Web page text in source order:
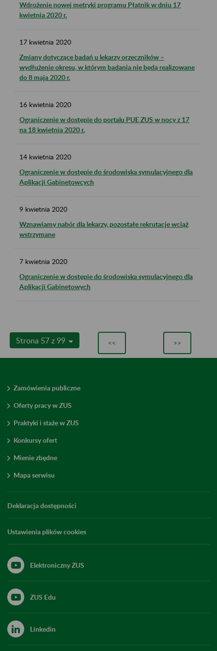
Wdrożenie nowej metryki programu Płatnik w dniu 17
kwietnia 2020 r.
17 kwietnia 2020
Zmiany dotyczące badań u lekarzy orzeczników –
wydłużenie okresu, w którym badania nie będą realizowane
do 8 maja 2020 r.
16 kwietnia 2020
Ograniczenie w dostępie do portalu PUE ZUS w nocy z 17
na 18 kwietnia 2020 r.
14 kwietnia 2020
Ograniczenie w dostępie do środowiska symulacyjnego dla
Aplikacji Gabinetowcych
9 kwietnia 2020
Wznawiamy nabór dla lekarzy, pozostałe rekrutacje wciąż
wstrzymane
7 kwietnia 2020
Ograniczenie w dostępie do środowiska symulacyjnego dla
Aplikacji Gabinetowych
Strona 57 z 99 << >>
Zamówienia publiczne
Oferty pracy w ZUS
Praktyki i staże w ZUS
Konkursy ofert
Mienie zbędne
Mapa serwisu
Deklaracja dostępności
Ustawienia plików cookies
Elektroniczny ZUS
ZUS Edu
Linkedin